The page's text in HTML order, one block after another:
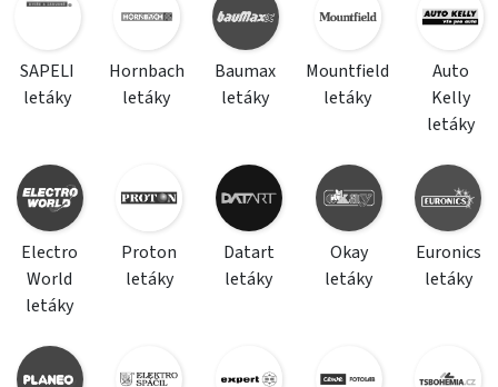
SAPELI
letáky
Hornbach
letáky
Baumax
letáky
Mountfield
letáky
Auto
Kelly
letáky
Electro
World
letáky
Proton
letáky
Datart
letáky
Okay
letáky
Euronics
letáky